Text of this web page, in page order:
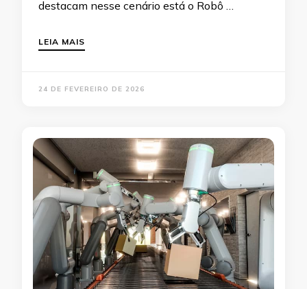
destacam nesse cenário está o Robô …
LEIA MAIS
24 DE FEVEREIRO DE 2026